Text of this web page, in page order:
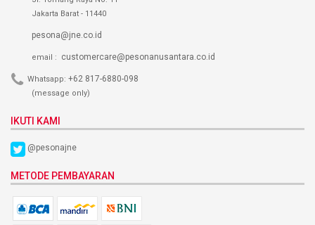
Jakarta Barat - 11440
pesona@jne.co.id
email : customercare@pesonanusantara.co.id
Whatsapp: +62 817-6880-098
(message only)
IKUTI KAMI
@pesonajne
METODE PEMBAYARAN